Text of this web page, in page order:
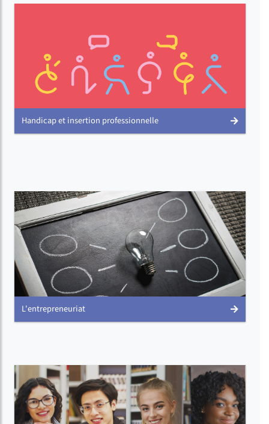
Handicap et insertion professionnelle
L'entrepreneuriat